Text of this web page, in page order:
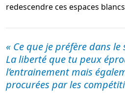
redescendre ces espaces
« Ce que je préfère dans
La liberté que tu peux
l’entrainement mais
procurées par les